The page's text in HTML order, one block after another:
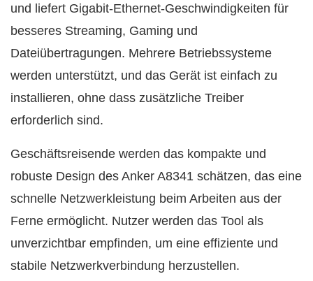
und liefert Gigabit-Ethernet-Geschwindigkeiten für
besseres Streaming, Gaming und
Dateiübertragungen. Mehrere Betriebssysteme
werden unterstützt, und das Gerät ist einfach zu
installieren, ohne dass zusätzliche Treiber
erforderlich sind.
Geschäftsreisende werden das kompakte und
robuste Design des Anker A8341 schätzen, das eine
schnelle Netzwerkleistung beim Arbeiten aus der
Ferne ermöglicht. Nutzer werden das Tool als
unverzichtbar empfinden, um eine effiziente und
stabile Netzwerkverbindung herzustellen.